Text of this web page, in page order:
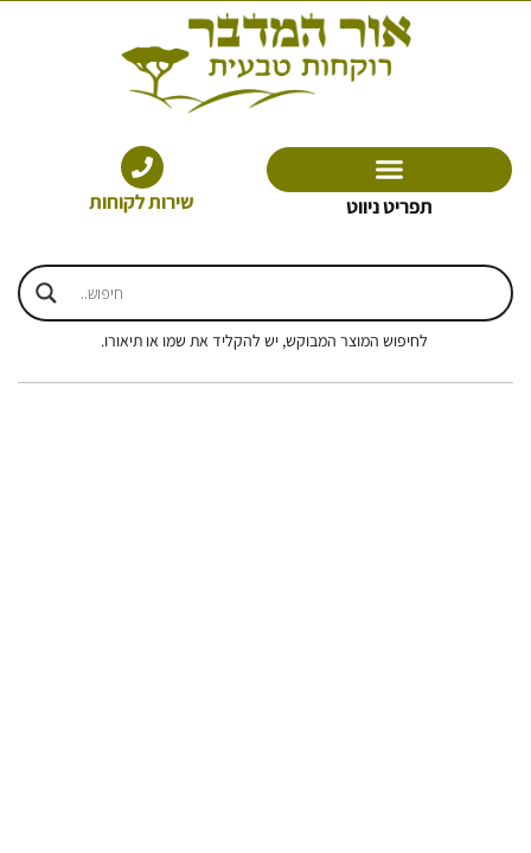
תפריט ניווט שירות לקוחות
לחיפוש המוצר המבוקש, יש להקליד את שמו או תיאורו.